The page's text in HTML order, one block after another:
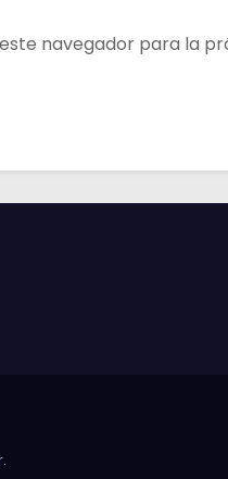
navegador para la
.